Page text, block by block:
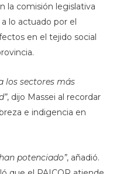
la comisión legislativa
lo actuado por el
en el tejido social
los sectores más
, dijo Massei al recordar
e indigencia en
potenciado”, añadió.